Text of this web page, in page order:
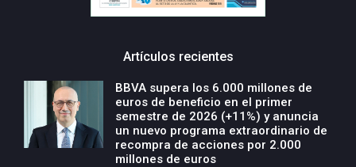
Artículos recientes
BBVA supera los 6.000 millones de
euros de beneficio en el primer
semestre de 2026 (+11%) y anuncia
un nuevo programa extraordinario de
recompra de acciones por 2.000
millones de euros